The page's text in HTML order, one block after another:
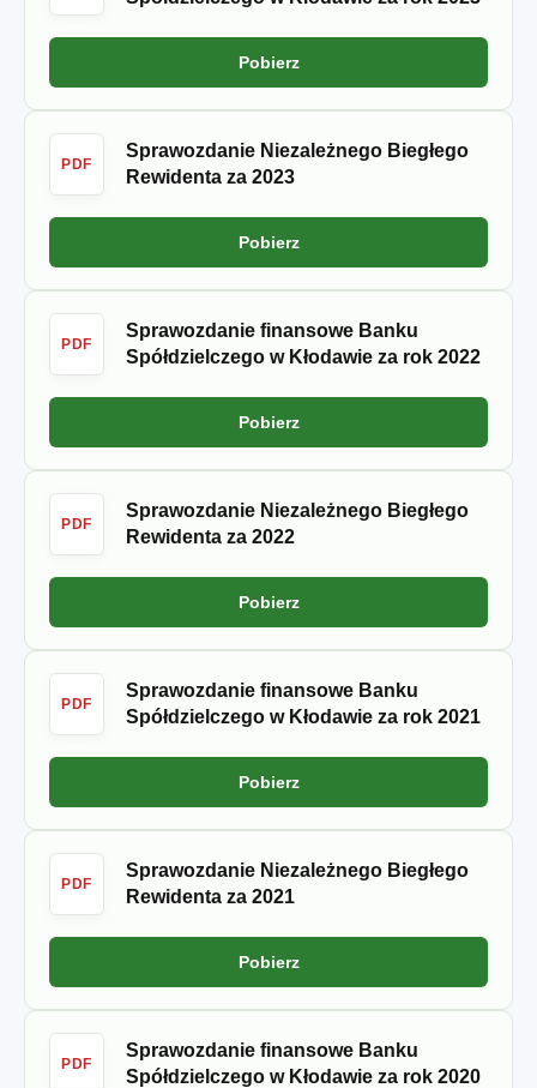
Pobierz
PDF
Sprawozdanie Niezależnego Biegłego
Rewidenta za 2023
Pobierz
PDF
Sprawozdanie finansowe Banku
Spółdzielczego w Kłodawie za rok 2022
Pobierz
PDF
Sprawozdanie Niezależnego Biegłego
Rewidenta za 2022
Pobierz
PDF
Sprawozdanie finansowe Banku
Spółdzielczego w Kłodawie za rok 2021
Pobierz
PDF
Sprawozdanie Niezależnego Biegłego
Rewidenta za 2021
Pobierz
PDF
Sprawozdanie finansowe Banku
Spółdzielczego w Kłodawie za rok 2020